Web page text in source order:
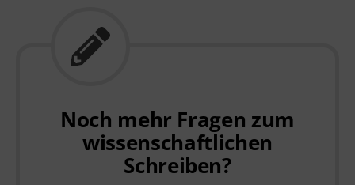
Noch mehr Fragen zum
wissenschaftlichen
Schreiben?